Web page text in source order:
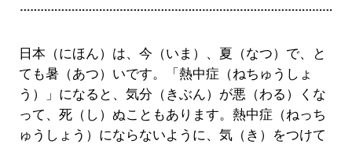
日本（にほん）は、今（いま）、夏（なつ）で、と
ても暑（あつ）いです。「熱中症（ねちゅうしょ
う）」になると、気分（きぶん）が悪（わる）くな
って、死（し）ぬこともあります。熱中症（ねっち
ゅうしょう）にならないように、気（き）をつけて